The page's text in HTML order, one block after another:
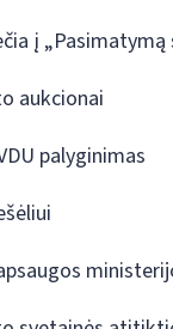
į „Pasimatymą
aukcionai
palyginimas